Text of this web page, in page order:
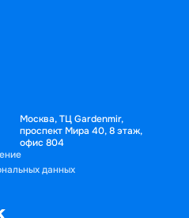
Москва, ТЦ Gardenmir,
проспект Мира 40, 8 этаж,
офис 804
данных